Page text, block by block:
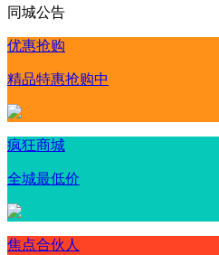
同城公告
优惠抢购
精品特惠抢购中
疯狂商城
全城最低价
焦点合伙人